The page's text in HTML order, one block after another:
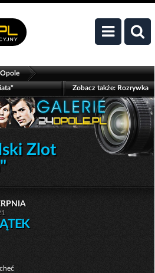
Opole
Zobacz także:Rozrywka
Zlot